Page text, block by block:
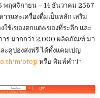
พฤศจิกายน – 14 ธันวาคม 2567
และเครื่องดื่มเป็นหลัก เสริม
ใช้/ของตกแต่ง/ของที่ระลึก และ
าร มากกว่า 2,000 ผลิตภัณฑ์ มา
คูปองส่งฟรี ได้ทั้งแคมเปญ
m/otop หรือ พิมพ์คำว่า